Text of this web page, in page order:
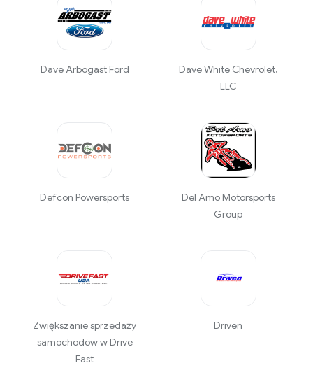
Dave Arbogast Ford
Dave White Chevrolet,
LLC
Defcon Powersports
Del Amo Motorsports
Group
Zwiększanie sprzedaży
samochodów w Drive
Fast
Driven